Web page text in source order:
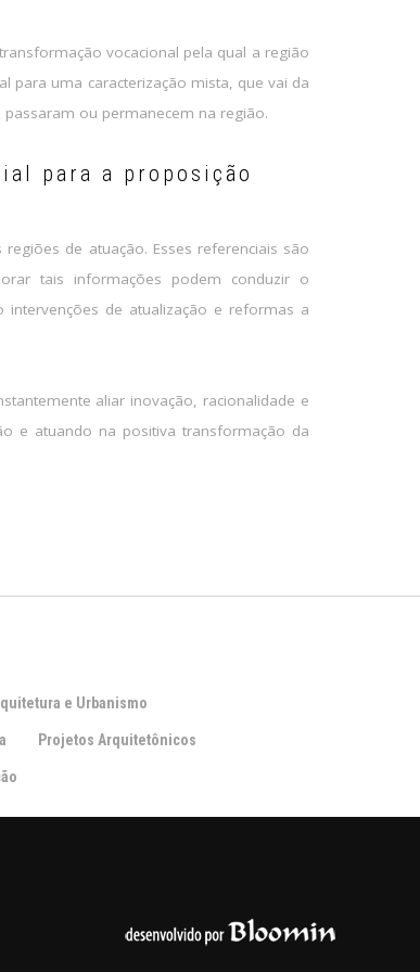
vocacional pela qual a região
para uma caracterização mista, que vai da
ou permanecem na região.
para a proposição
de atuação. Esses referenciais são
tais informações podem conduzir o
de atualização e reformas a
aliar inovação, racionalidade e
e atuando na positiva transformação da
e Urbanismo
Projetos Arquitetônicos